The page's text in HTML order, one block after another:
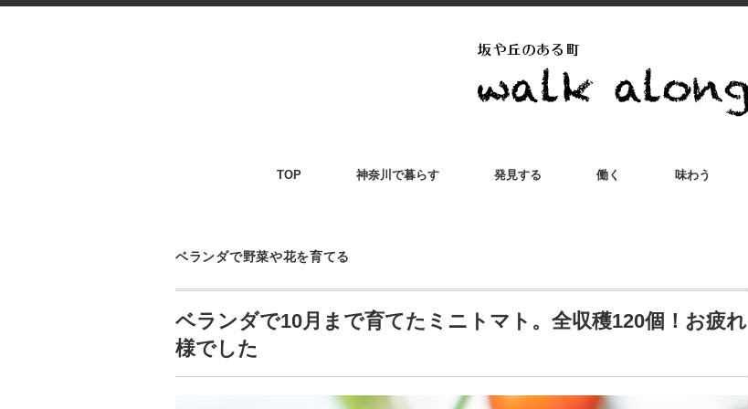
TOP 神奈川で暮らす 発見する 働く 味わう
ベランダで野菜や花を育てる
ベランダで10月まで育てたミニトマト。全収穫120個！お疲れ
様でした